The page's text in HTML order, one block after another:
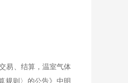
易、结算，温室气体
规则〉的公告》中明